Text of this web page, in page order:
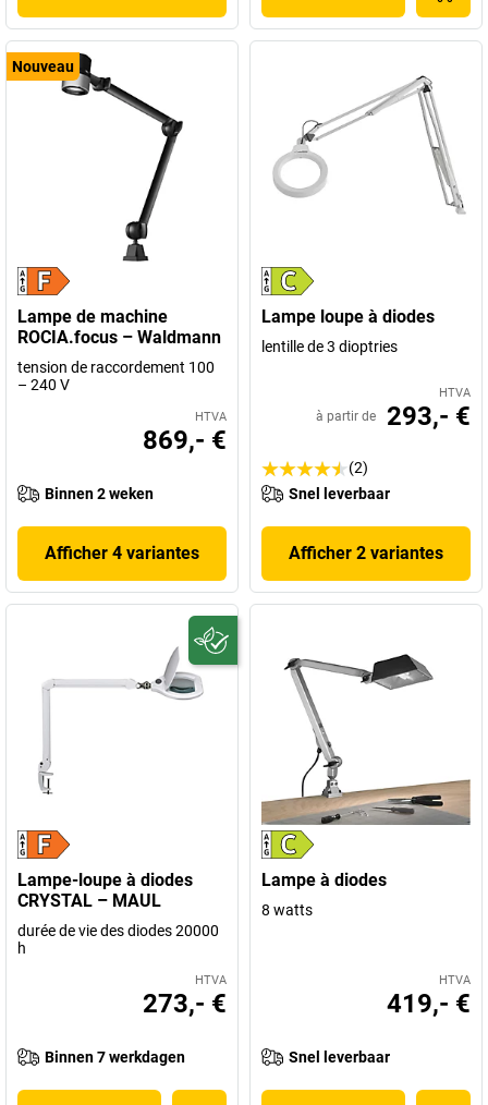
Nouveau
Lampe de machine
ROCIA.focus – Waldmann
tension de raccordement 100
– 240 V
HTVA
869,- €
Binnen 2 weken
Afficher 4 variantes
Lampe loupe à diodes
lentille de 3 dioptries
HTVA
à partir de 293,- €
(2)
Snel leverbaar
Afficher 2 variantes
Lampe-loupe à diodes
CRYSTAL – MAUL
durée de vie des diodes 20000
h
HTVA
273,- €
Binnen 7 werkdagen
Lampe à diodes
8 watts
HTVA
419,- €
Snel leverbaar